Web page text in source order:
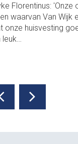
Florentinus: 'Onze
waarvan Van Wijk
onze huisvesting
leuk…